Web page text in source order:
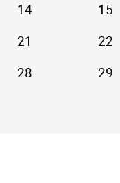
14
15
21
22
28
29